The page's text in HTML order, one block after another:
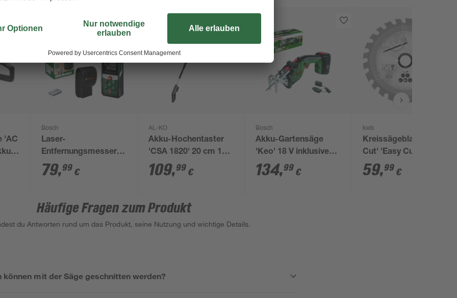
'AC
Bosch
Laser-
Entfernungsmesser
'UniversalDistance
50C' mit Tasche und
79,99 €
AL-KO
Akku-Hochentaster
'CSA 1820' 20 cm 18 V
ohne Akku und
Ladegerät
109,99 €
Bosch
Akku-Gartensäge
'Keo' 18 V inklusive
Akku und Ladegerät
134,99 €
kwb
Kreissägeblatt 'Easy
Cut' 'Easy Cut' Ø 160
x 2,8 x 20 mm
59,99 €
Häufige Fragen zum Produkt
du Antworten rund um das Produkt, seine Nutzung und wichtige Details.
können mit der Säge geschnitten werden?